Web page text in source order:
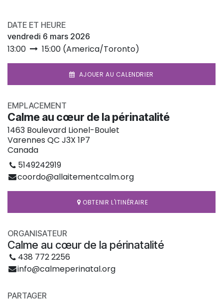
DATE ET HEURE
vendredi 6 mars 2026
13:00 15:00 (America/Toronto)
AJOUER AU CALENDRIER
EMPLACEMENT
Calme au cœur de la périnatalité
1463 Boulevard Lionel-Boulet
Varennes QC J3X 1P7
Canada
5149242919
coordo@allaitementcalm.org
OBTENIR L'ITINÉRAIRE
ORGANISATEUR
Calme au cœur de la périnatalité
438 772 2256
info@calmeperinatal.org
PARTAGER